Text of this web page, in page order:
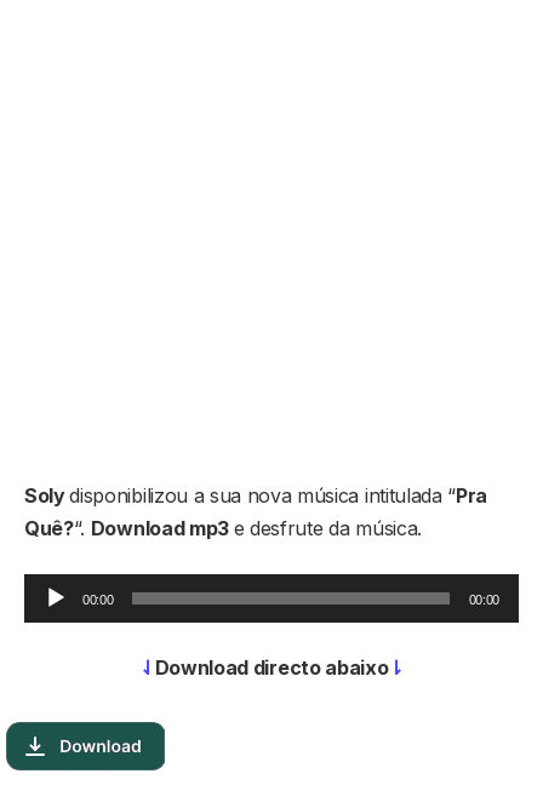
Solydisponibilizou a sua nova música intitulada “Pra
Quê?“. Download mp3 e desfrute da música.
Reprodutor
de
00:00 00:00
⇃ Download directo abaixo⇂